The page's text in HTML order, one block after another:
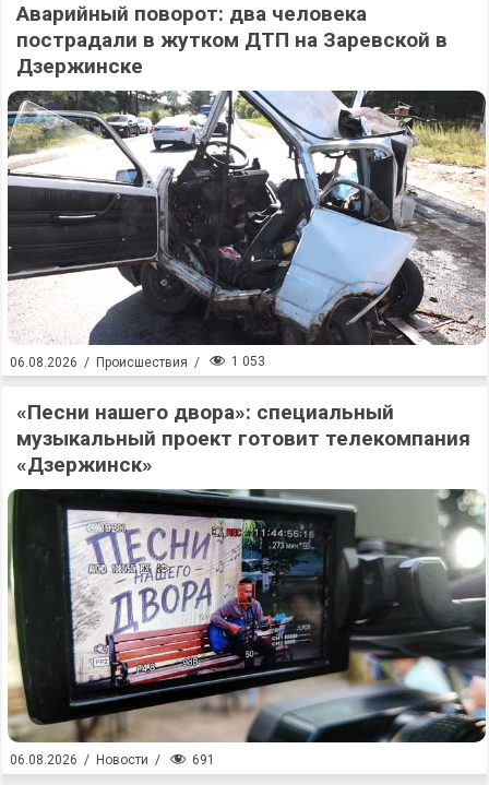
Аварийный поворот: два человека
пострадали в жутком ДТП на Заревской в
Дзержинске
06.08.2026 / Происшествия / 1 053
«Песни нашего двора»: специальный
музыкальный проект готовит телекомпания
«Дзержинск»
06.08.2026 / Новости / 691